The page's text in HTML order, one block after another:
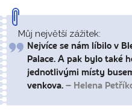
Můj největší zážitek:
Nejvíce se nám líbilo v
Palace. A pak bylo také
jednotlivými místy
venkova. – Helena